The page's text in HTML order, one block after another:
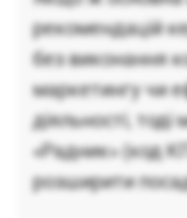
рекомендацій
без виконання
маркетингу чи
діяльності,
«Радник» (код
розширити